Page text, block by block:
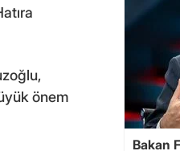
önem
Bakan